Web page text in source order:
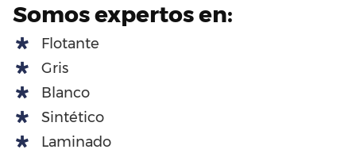
Somos expertos en:
Flotante
Gris
Blanco
Sintético
Laminado